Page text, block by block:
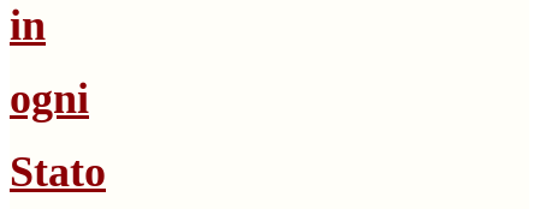
in
ogni
Stato